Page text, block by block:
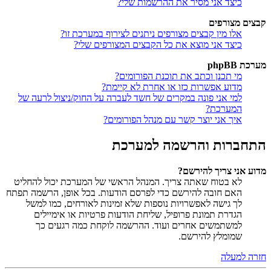
קבצים מצורפים
אלו מין קבצים מצורפים ניתנים לצירוף במערכת זו?
כיצד אני מוצא את כל הקבצים המצורפים שלי?
מערכת phpBB
מי תכנן וכתב את תוכנת הפורומים?
מדוע אפשרות כזו או אחרת לא קיימת?
למי אני פונה במקרים של חשד לעברה על החוק/ניצול לרעה של
המערכת?
איך אני יוצר קשר עם מנהל הפורומים?
התחברות והרשמה למערכת
מדוע אני צריך להירשם?
לא בטוח שאתה צריך. המנהל הראשי של המערכת יכול להחליט
האם חובה להירשם כדי לפרסם הודעות. בכל אופן, הרשמה תפתח
לך גישה לאפשרויות נוספות שלא זמינות לאורחים, כמו למשל
הגדרת תמונת פרופיל, שליחת הודעות פרטיות או אימיילים
למשתמשים אחרים ועוד. ההרשמה לוקחת כמה רגעים כך
שמומלץ להירשם.
חזרה למעלה